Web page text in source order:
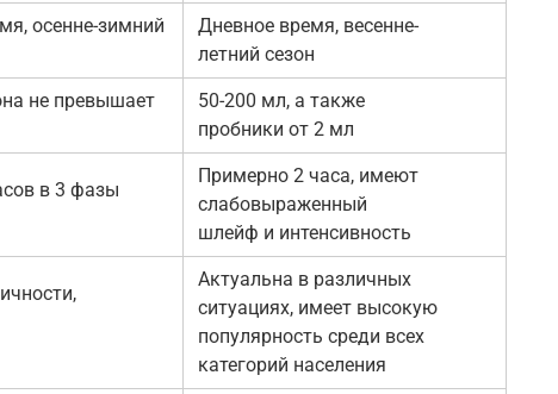
осенне-зимний
Дневное время, весенне-
летний сезон
не превышает
50-200 мл, а также
пробники от 2 мл
в 3 фазы
Примерно 2 часа, имеют
слабовыраженный
шлейф и интенсивность
Актуальна в различных
ситуациях, имеет высокую
популярность среди всех
категорий населения